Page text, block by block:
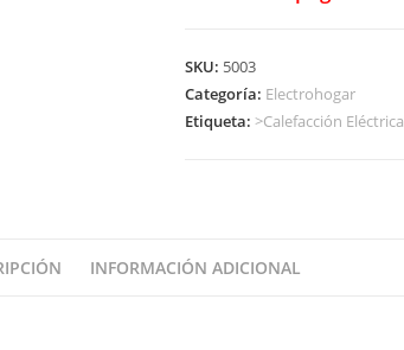
SKU: 5003
Categoría: Electrohogar
Etiqueta:>Calefacción Eléctrica
INFORMACIÓN ADICIONAL